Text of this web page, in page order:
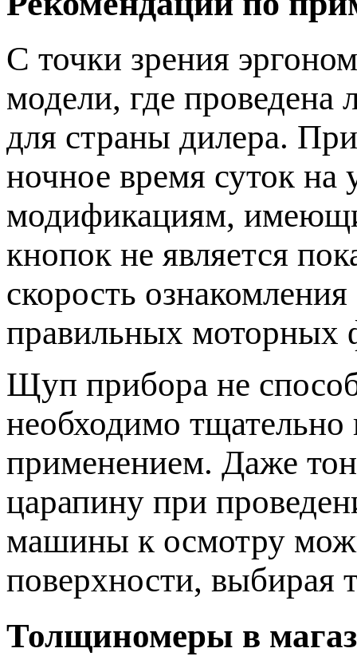
С точки зрения
модели, где проведена
для страны дилера.
ночное время суток на
модификациям,
кнопок не является
скорость
правильных моторных
Щуп прибора не
необходимо
применением. Даже
царапину при
машины к осмотру
поверхности, выбирая
Толщиномеры в